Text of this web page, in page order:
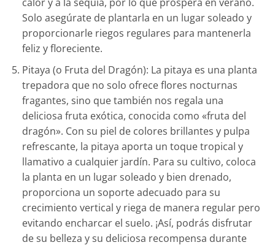
Solo asegúrate de plantarla en un lugar soleado y
proporcionarle riegos regulares para mantenerla
feliz y floreciente.
Pitaya (o Fruta del Dragón): La pitaya es una planta
trepadora que no solo ofrece flores nocturnas
fragantes, sino que también nos regala una
deliciosa fruta exótica, conocida como «fruta del
dragón». Con su piel de colores brillantes y pulpa
refrescante, la pitaya aporta un toque tropical y
llamativo a cualquier jardín. Para su cultivo, coloca
la planta en un lugar soleado y bien drenado,
proporciona un soporte adecuado para su
crecimiento vertical y riega de manera regular pero
evitando encharcar el suelo. ¡Así, podrás disfrutar
de su belleza y su deliciosa recompensa durante